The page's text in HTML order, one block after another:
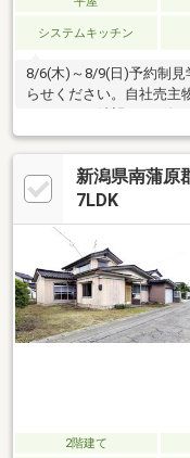
システムキッチン
8/6(木)～8/9(日)予約制見
らせください。自社売主
工事、クリーニング、鍵
交換、クロス全面張替え
換、火災報知器設置等【
り住宅ローン減税が適用
住宅ローンが初めての方
新潟県南蒲原
7LDK
2階建て